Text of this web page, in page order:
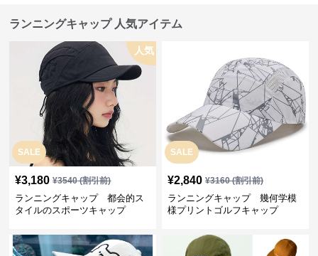
ランニングキャップ 人気アイテム
SALE
人気
¥3,180 ¥3540(割引前)
ランニングキャップ 都会的ス
タイルのスポーツキャップ
SALE
¥2,840 ¥3160(割引前)
ランニングキャップ 幾何学模
様プリントゴルフキャップ